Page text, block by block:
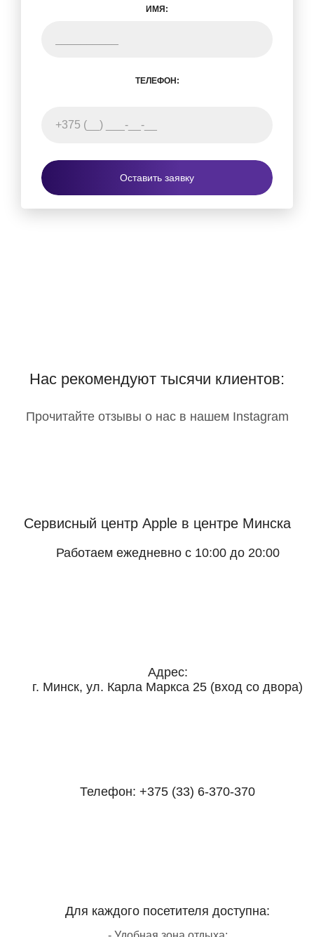
ИМЯ:
ТЕЛЕФОН:
Оставить заявку
Нас рекомендуют тысячи клиентов:
Прочитайте отзывы о нас в нашем Instagram
Сервисный центр Appleв центре Минска
Работаем ежедневно с 10:00 до 20:00
Адрес:
г. Минск, ул. Карла Маркса 25 (вход со двора)
Телефон: +375 (33) 6-370-370
Для каждого посетителя доступна: